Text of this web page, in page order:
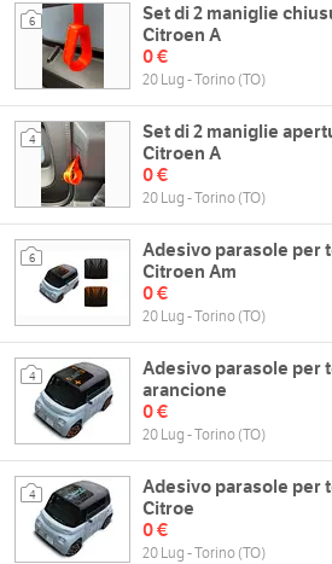
6
Set di 2 maniglie
Citroen A
0 €
20 Lug - Torino (TO)
4
Set di 2 maniglie
Citroen A
0 €
20 Lug - Torino (TO)
6
Adesivo parasole per
Citroen Am
0 €
20 Lug - Torino (TO)
4
Adesivo parasole per
arancione
0 €
20 Lug - Torino (TO)
4
Adesivo parasole per
Citroe
0 €
20 Lug - Torino (TO)